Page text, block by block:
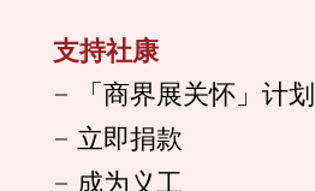
支持社康
「商界展关怀」计划
立即捐款
成为义工